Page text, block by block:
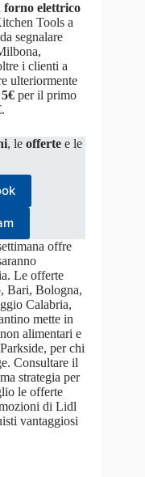
forno elettrico
Tools a
segnalare
i clienti a
ulteriormente
per il primo
, leoffertee le
offre
Le offerte
Bari, Bologna,
Calabria,
mette in
alimentari e
per chi
Consultare il
strategia per
le offerte
di Lidl
vantaggiosi